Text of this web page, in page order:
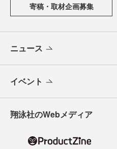
寄稿・取材企画募集
ニュース
イベント
翔泳社のWebメディア